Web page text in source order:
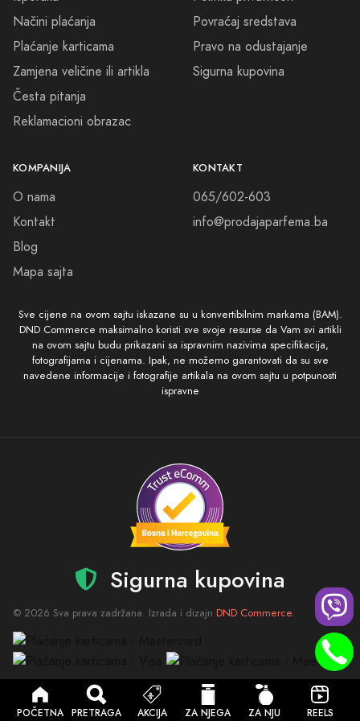
POČETNA PRETRAGA AKCIJA ZA NJEGA ZA NJU REELS
Načini plaćanja
Plaćanje karticama
Zamjena veličine ili artikla
Česta pitanja
Reklamacioni obrazac
Povraćaj sredstava
Pravo na odustajanje
Sigurna kupovina
KOMPANIJA
O nama
Kontakt
Blog
Mapa sajta
KONTAKT
065/602-603
info@prodajaparfema.ba
Sve cijene na ovom sajtu iskazane su u konvertibilnim markama (BAM).
DND Commerce maksimalno koristi sve svoje resurse da Vam svi artikli
na ovom sajtu budu prikazani sa ispravnim nazivima specifikacija,
fotografijama i cijenama. Ipak, ne možemo garantovati da su sve
navedene informacije i fotografije artikala na ovom sajtu u potpunosti
ispravne
Sigurna kupovina
© 2026 Sva prava zadržana. Izrada i dizajn DND Commerce.